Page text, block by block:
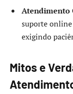
Atendimento
suporte
exigindo
Mitos e